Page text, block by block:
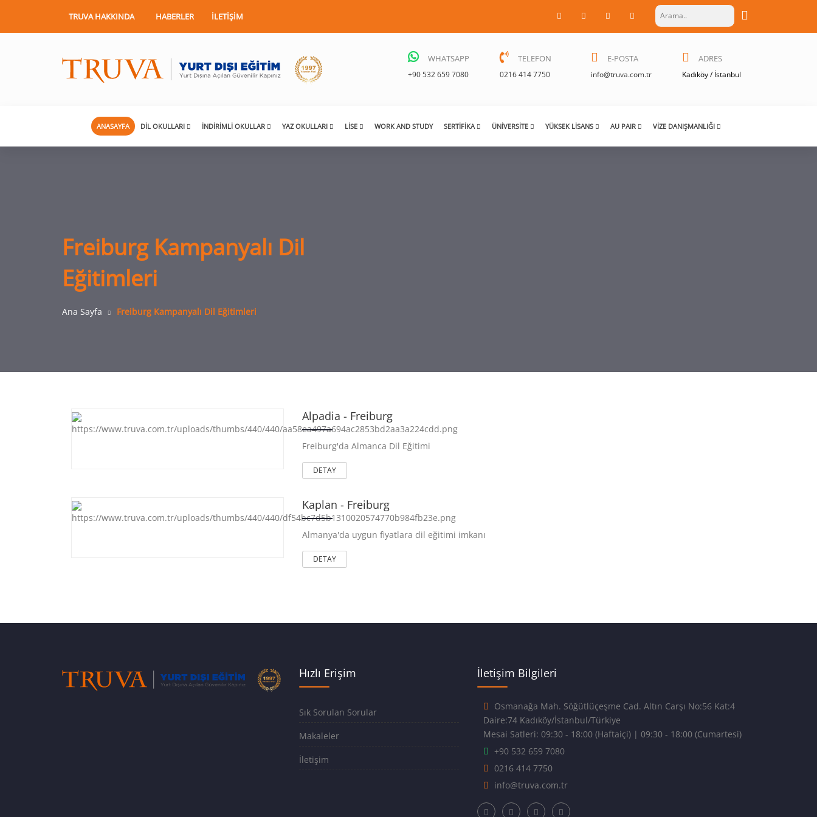
TRUVA HAKKINDA HABERLER İLETIŞIM
ADRES
Kadıköy / İstanbul
E-POSTA
info@truva.com.tr
TELEFON
0216 414 7750
WHATSAPP
+90 532 659 7080
ANASAYFA DIL OKULLARI İNDIRIMLI OKULLAR YAZ OKULLARI LISE WORK AND STUDY SERTIFIKA ÜNIVERSITE YÜKSEK LISANS AU PAIR VIZE DANIŞMANLIĞI
Freiburg Kampanyalı Dil
Eğitimleri
Ana Sayfa Freiburg Kampanyalı Dil Eğitimleri
Alpadia - Freiburg
Freiburg'da Almanca Dil Eğitimi
DETAY
Kaplan - Freiburg
Almanya'da uygun fiyatlara dil eğitimi imkanı
DETAY
Hızlı Erişim
Sık Sorulan Sorular
Makaleler
İletişim
İletişim Bilgileri
Osmanağa Mah. Söğütlüçeşme Cad. Altın Carşı No:56 Kat:4
Daire:74 Kadıköy/İstanbul/Türkiye
Mesai Satleri: 09:30 - 18:00 (Haftaiçi) | 09:30 - 18:00 (Cumartesi)
+90 532 659 7080
0216 414 7750
info@truva.com.tr